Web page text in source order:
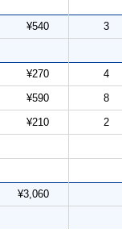
¥540 3
¥270 4
¥590 8
¥210 2
¥3,060